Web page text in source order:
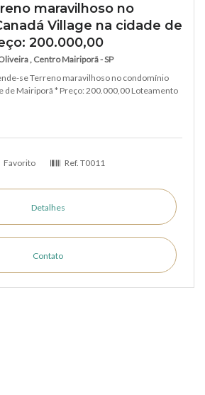
maravilhoso no
Village na cidade de
200.000,00
, Centro Mairiporã - SP
se Terreno maravilhoso no condomínio
de Mairiporã * Preço: 200.000,00 Loteamento
Favorito Ref. T0011
Detalhes
Contato